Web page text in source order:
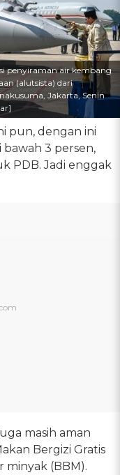
penyiraman air kembang
(alutsista) dari
Jakarta, Senin
pun, dengan ini
3 persen,
PDB. Jadi enggak
masih aman
Bergizi Gratis
minyak (BBM).